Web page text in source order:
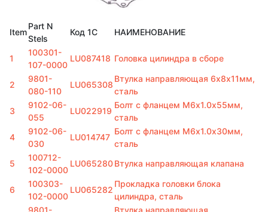
Item
Part N
Stels
Код 1С НАИМЕНОВАНИЕ
1
100301-
107-0000
LU087418 Головка цилиндра в сборе
2
9801-
080-110
LU065308
Втулка направляющая 6x8х11мм,
сталь
3
9102-06-
055
LU022919
Болт с фланцем M6х1.0х55мм,
сталь
4
9102-06-
030
LU014747
Болт с фланцем M6х1.0х30мм,
сталь
5
100712-
102-0000
LU065280Втулка направляющая клапана
6
100303-
102-0000
LU065282
Прокладка головки блока
цилиндра, сталь
9801- Втулка направляющая